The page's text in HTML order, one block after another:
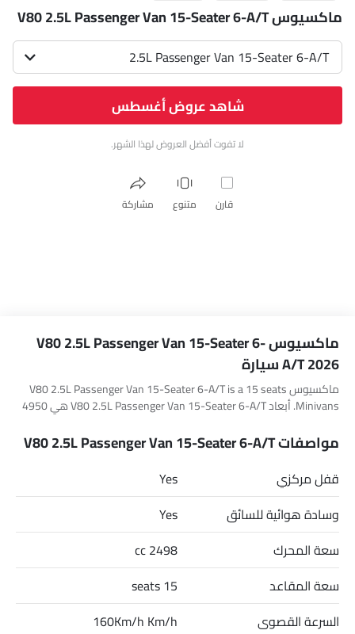
ماكسيوس V80 2.5L Passenger Van 15-Seater 6-A/T
2.5L Passenger Van 15-Seater 6-A/T
شاهد عروض أغسطس
لا تفوت أفضل العروض لهذا الشهر.
قارن متنوع مشاركة
ماكسيوس V80 2.5L Passenger Van 15-Seater 6-
A/T 2026 سيارة
ماكسيوس V80 2.5L Passenger Van 15-Seater 6-A/T is a 15 seats
Minivans. أبعاد V80 2.5L Passenger Van 15-Seater 6-A/T هي 4950
مواصفات V80 2.5L Passenger Van 15-Seater 6-A/T
قفل مركزي
Yes
وسادة هوائية للسائق
Yes
سعة المحرك
2498 cc
سعة المقاعد
15 seats
السرعة القصوى
160Km/h Km/h